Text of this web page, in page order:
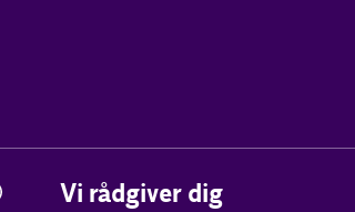
Vi rådgiver dig